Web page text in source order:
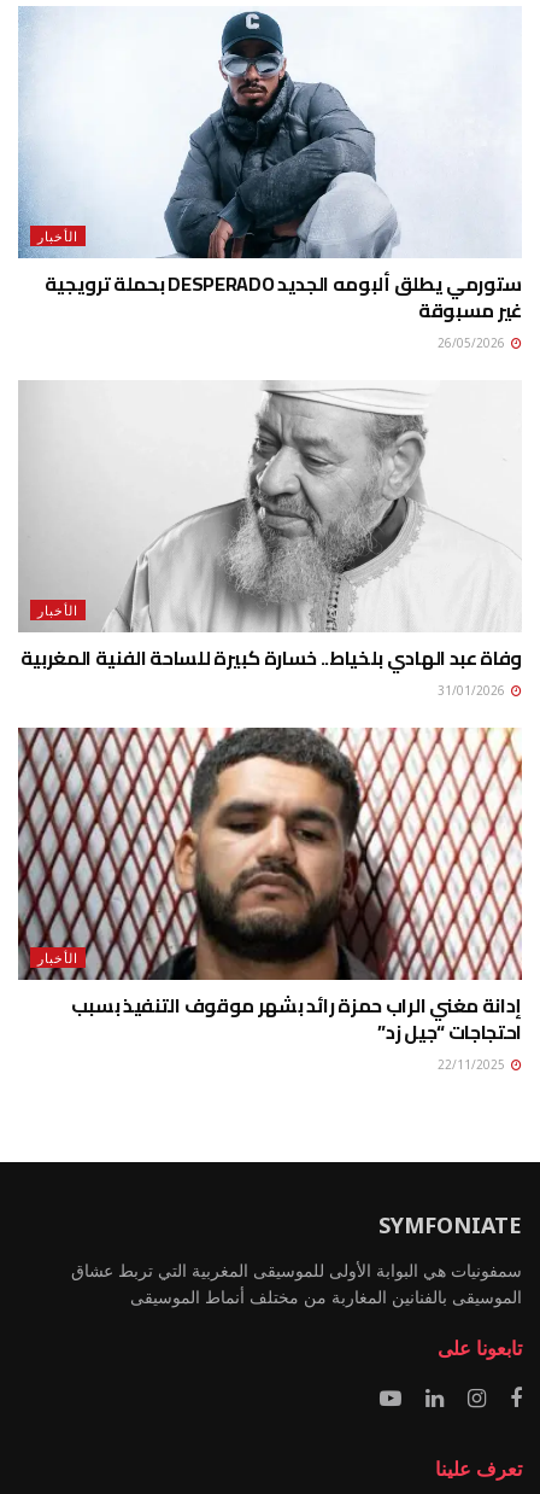
الأخبار
ستورمي يطلق ألبومه الجديد DESPERADO بحملة ترويجية
غير مسبوقة
الأخبار
وفاة عبد الهادي بلخياط.. خسارة كبيرة للساحة الفنية المغربية
الأخبار
إدانة مغني الراب حمزة رائد بشهر موقوف التنفيذ بسبب
احتجاجات “جيل زد”
SYMFONIATE
سمفونيات هي البوابة الأولى للموسيقى المغربية التي تربط عشاق
الموسيقى بالفنانين المغاربة من مختلف أنماط الموسيقى
تابعونا على
تعرف علينا